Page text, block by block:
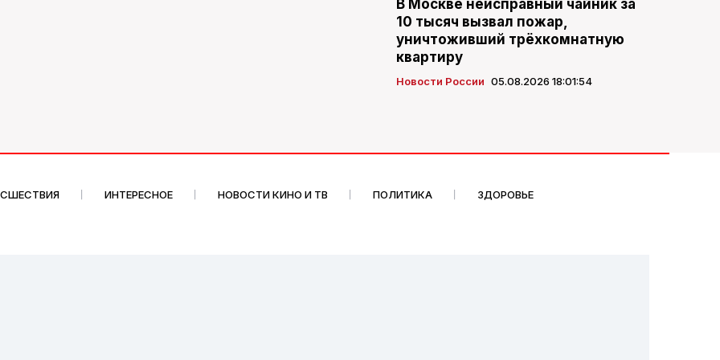
В Москве неисправный чайник за
10 тысяч вызвал пожар,
уничтоживший трёхкомнатную
квартиру
Новости России 05.08.2026 18:01:54
ИНТЕРЕСНОЕ НОВОСТИ КИНО И ТВ ПОЛИТИКА ЗДОРОВЬЕ